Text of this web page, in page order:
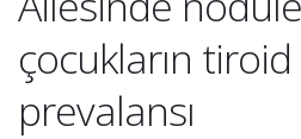
çocukların
prevalansı